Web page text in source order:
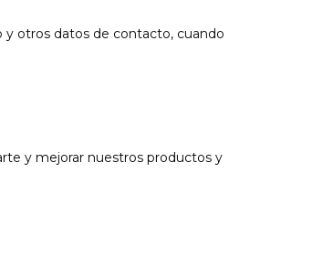
otros datos de contacto, cuando
y mejorar nuestros productos y